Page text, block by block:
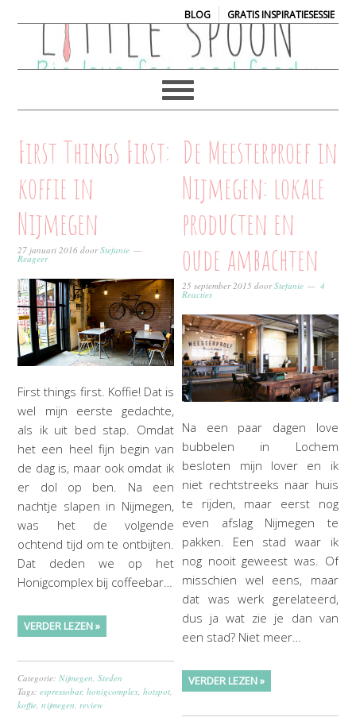
BLOG| GRATIS INSPIRATIESESSIE
First Things First:
koffie in
Nijmegen
27 januari 2016 doorStefanie
Reageer
First things first. Koffie! Dat is
wel mijn eerste gedachte,
als ik uit bed stap. Omdat
het een heel fijn begin van
de dag is, maar ook omdat ik
er dol op ben. Na een
nachtje slapen in Nijmegen,
was het de volgende
ochtend tijd om te ontbijten.
Dat deden we op het
Honigcomplex bij coffeebar…
VERDER LEZEN »
Categorie:Nijmegen,Steden
Tags:espressobar,honigcomplex,hotspot,
koffie,nijmegen,review
De Meesterproef in
Nijmegen: lokale
producten en
oude ambachten
25 september 2015 doorStefanie 4
Reacties
Na een paar dagen love
bubbelen in Lochem
besloten mijn lover en ik
niet rechtstreeks naar huis
te rijden, maar eerst nog
even afslag Nijmegen te
pakken. Een stad waar ik
nog nooit geweest was. Of
misschien wel eens, maar
dat was werk gerelateerd,
dus ja wat zie je dan van
een stad? Niet meer…
VERDER LEZEN »